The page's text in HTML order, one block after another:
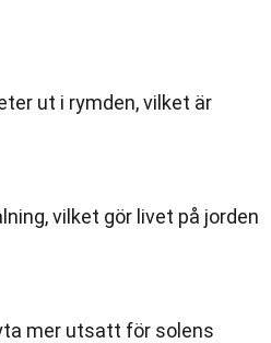
ut i rymden, vilket är
vilket gör livet på jorden
mer utsatt för solens